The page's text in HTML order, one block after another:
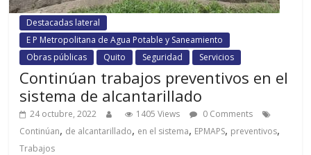
Destacadas lateral
E P Metropolitana de Agua Potable y Saneamiento
Obras públicas
Quito Seguridad Servicios
Continúan trabajos preventivos en el
sistema de alcantarillado
24 octubre, 2022 1405 Views
0 Comments
Continúan, de alcantarillado, en el sistema, EPMAPS, preventivos,
Trabajos